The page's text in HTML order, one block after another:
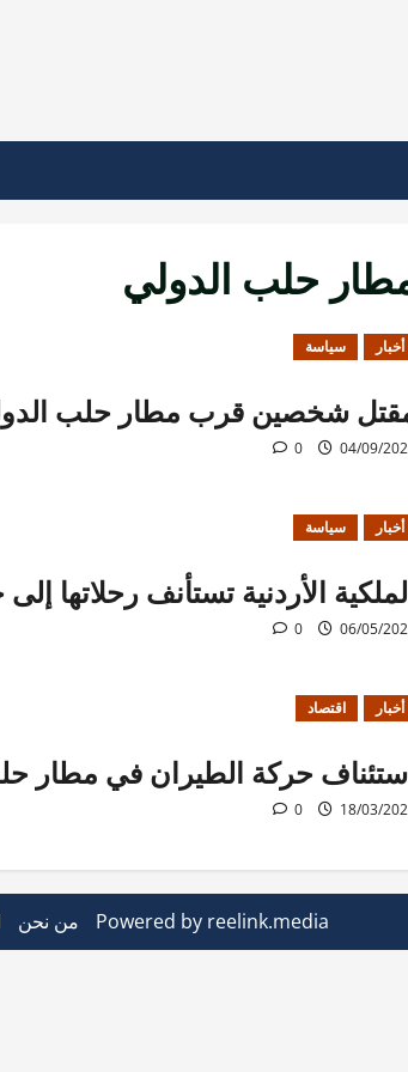
حلب الدولي
أخبار سياسة
شخصين قرب مطار حلب
04/09/
0
أخبار سياسة
الأردنية تستأنف رحلاتها إلى حلب بعد 14
06/05/
0
أخبار اقتصاد
حركة الطيران في مطار
18/03/
0
Powered by reelink.media من نحن